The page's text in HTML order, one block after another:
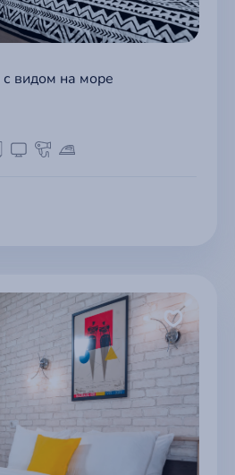
видом на море